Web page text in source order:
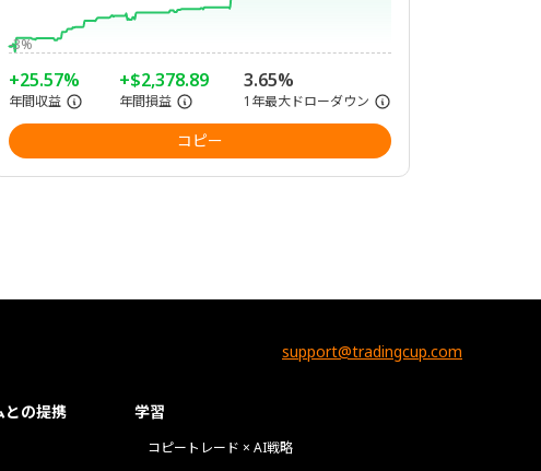
-3%
+25.57%
年間収益
+$2,378.89
年間損益
3.65%
1年最大ドローダウン
コピー
support@tradingcup.com
との提携 学習
コピートレード × AI戦略